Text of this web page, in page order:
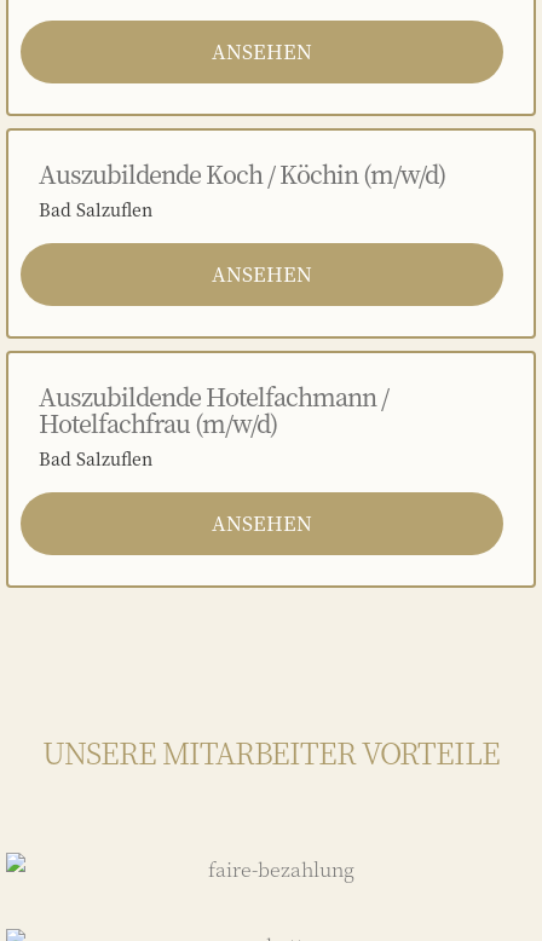
ANSEHEN
Auszubildende Koch / Köchin (m/w/d)
Bad Salzuflen
ANSEHEN
Auszubildende Hotelfachmann /
Hotelfachfrau (m/w/d)
Bad Salzuflen
ANSEHEN
UNSERE MITARBEITER VORTEILE